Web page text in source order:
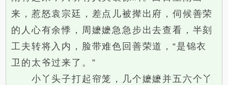
来，惹怒袁宗廷，差点儿被撵出府，伺候善荣
的人心有余悸，周嬷嬷急急步出去查看，半刻
工夫转将入内，脸带难色回善荣道，“是锦衣
卫的太爷过来了。”
小丫头子打起帘笼，几个嬷嬷并五六个丫